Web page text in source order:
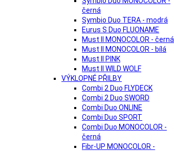
černá
Symbio Duo TERA - modrá
Eurus S Duo FLUONAME
Must II MONOCOLOR - černá
Must II MONOCOLOR - bílá
Must II PINK
Must II WILD WOLF
VÝKLOPNÉ PŘILBY
Combi 2 Duo FLYDECK
Combi 2 Duo SWORD
Combi Duo ONLINE
Combi Duo SPORT
Combi Duo MONOCOLOR -
černá
Fibr-UP MONOCOLOR -